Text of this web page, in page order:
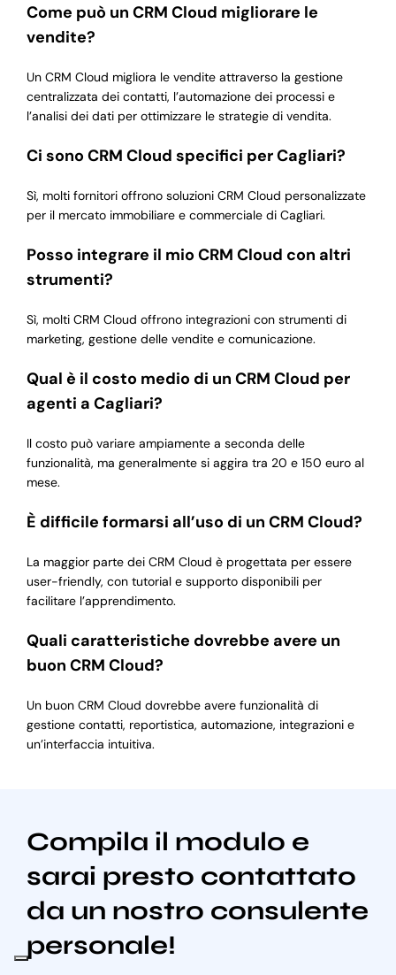
Come può un CRM Cloud migliorare le
vendite?
Un CRM Cloud migliora le vendite attraverso la gestione
centralizzata dei contatti, l’automazione dei processi e
l’analisi dei dati per ottimizzare le strategie di vendita.
Ci sono CRM Cloud specifici per Cagliari?
Sì, molti fornitori offrono soluzioni CRM Cloud personalizzate
per il mercato immobiliare e commerciale di Cagliari.
Posso integrare il mio CRM Cloud con altri
strumenti?
Sì, molti CRM Cloud offrono integrazioni con strumenti di
marketing, gestione delle vendite e comunicazione.
Qual è il costo medio di un CRM Cloud per
agenti a Cagliari?
Il costo può variare ampiamente a seconda delle
funzionalità, ma generalmente si aggira tra 20 e 150 euro al
mese.
È difficile formarsi all’uso di un CRM Cloud?
La maggior parte dei CRM Cloud è progettata per essere
user-friendly, con tutorial e supporto disponibili per
facilitare l’apprendimento.
Quali caratteristiche dovrebbe avere un
buon CRM Cloud?
Un buon CRM Cloud dovrebbe avere funzionalità di
gestione contatti, reportistica, automazione, integrazioni e
un’interfaccia intuitiva.
Compila il modulo e
sarai presto contattato
da un nostro consulente
personale!